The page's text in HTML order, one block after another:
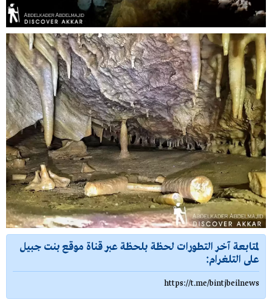
لمتابعة آخر التطورات لحظة بلحظة عبر قناة موقع بنت جبيل
على التلغرام:
https://t.me/bintjbeilnews